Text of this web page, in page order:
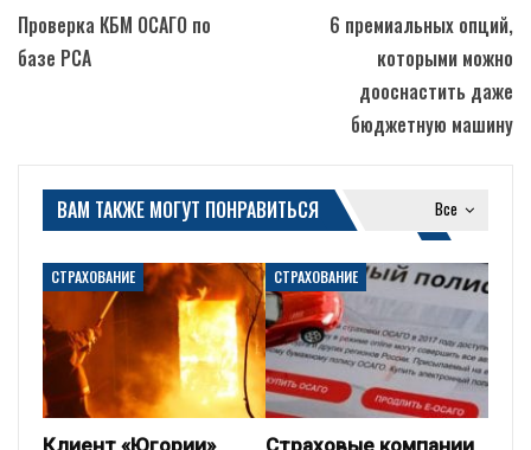
Проверка КБМ ОСАГО по
базе РСА
6 премиальных опций,
которыми можно
дооснастить даже
бюджетную машину
Все
ВАМ ТАКЖЕ МОГУТ ПОНРАВИТЬСЯ
СТРАХОВАНИЕ СТРАХОВАНИЕ